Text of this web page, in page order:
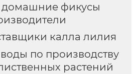
фикусы
калла лилия
по производству
растений